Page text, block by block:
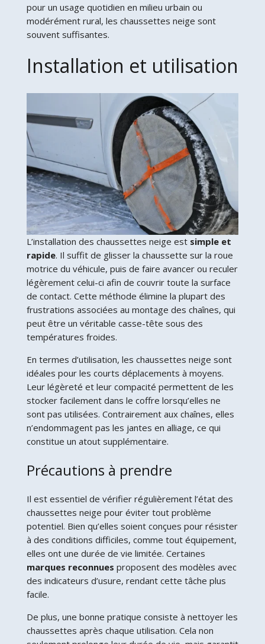
pour un usage quotidien en milieu urbain ou
modérément rural, les chaussettes neige sont
souvent suffisantes.
Installation et utilisation
L’installation des chaussettes neige est simple et
rapide. Il suffit de glisser la chaussette sur la roue
motrice du véhicule, puis de faire avancer ou reculer
légèrement celui-ci afin de couvrir toute la surface
de contact. Cette méthode élimine la plupart des
frustrations associées au montage des chaînes, qui
peut être un véritable casse-tête sous des
températures froides.
En termes d’utilisation, les chaussettes neige sont
idéales pour les courts déplacements à moyens.
Leur légèreté et leur compacité permettent de les
stocker facilement dans le coffre lorsqu’elles ne
sont pas utilisées. Contrairement aux chaînes, elles
n’endommagent pas les jantes en alliage, ce qui
constitue un atout supplémentaire.
Précautions à prendre
Il est essentiel de vérifier régulièrement l’état des
chaussettes neige pour éviter tout problème
potentiel. Bien qu’elles soient conçues pour résister
à des conditions difficiles, comme tout équipement,
elles ont une durée de vie limitée. Certaines
marques reconnues proposent des modèles avec
des indicateurs d’usure, rendant cette tâche plus
facile.
De plus, une bonne pratique consiste à nettoyer les
chaussettes après chaque utilisation. Cela non